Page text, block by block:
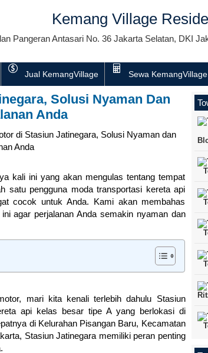
Kemang Village
Pangeran Antasari No. 36 Jakarta Selatan, DKI
Jual KemangVillage Sewa KemangVillage
Solusi Nyaman Dan
Anda
di Stasiun Jatinegara, Solusi Nyaman dan
Anda
kali ini yang akan mengulas tentang tempat
satu pengguna moda transportasi kereta api
cocok untuk Anda. Kami akan membahas
agar perjalanan Anda semakin nyaman dan
mari kita kenali terlebih dahulu Stasiun
api kelas besar tipe A yang berlokasi di
di Kelurahan Pisangan Baru, Kecamatan
Stasiun Jatinegara memiliki peran penting